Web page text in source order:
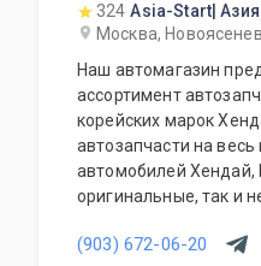
324 Asia-Start|
Москва,
Наш автомагазин
ассортимент
корейских марок
автозапчасти на
автомобилей Хендай, Киа. В наличии как
оригинальные, так и
заказ. Гарантия
(903) 672-06-20